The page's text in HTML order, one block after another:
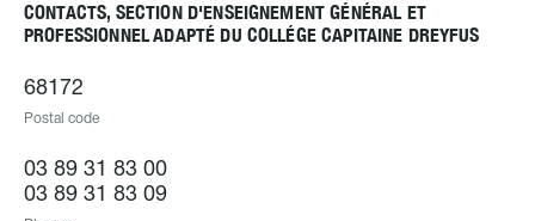
CONTACTS, SECTION D'ENSEIGNEMENT GÉNÉRAL ET
PROFESSIONNEL ADAPTÉ DU COLLÉGE CAPITAINE DREYFUS
68172
Postal code
03 89 31 83 00
03 89 31 83 09